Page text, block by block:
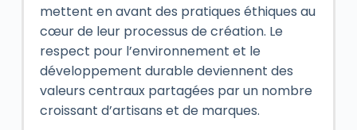
mettent en avant des pratiques éthiques au
cœur de leur processus de création. Le
respect pour l’environnement et le
développement durable deviennent des
valeurs centraux partagées par un nombre
croissant d’artisans et de marques.